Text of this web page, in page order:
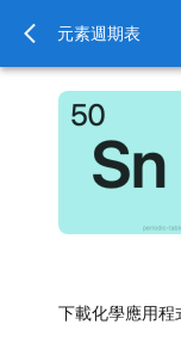
元素週期表
下載化學應用程